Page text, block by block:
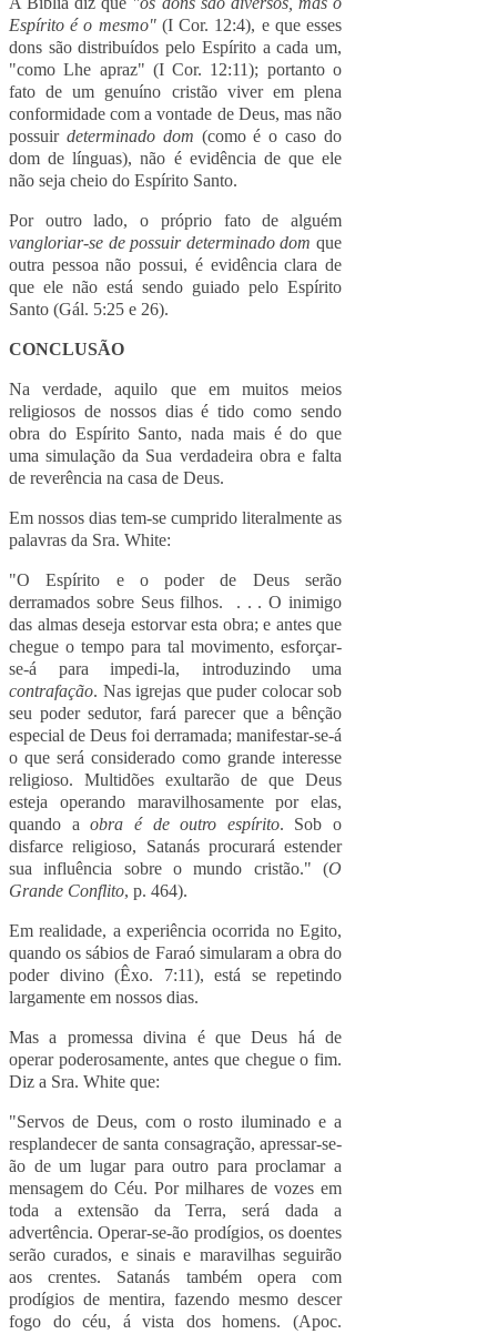
Espírito é o mesmo"(I Cor. 12:4), e que esses
dons são distribuídos pelo Espírito a cada um,
"como Lhe apraz" (I Cor. 12:11); portanto o
fato de um genuíno cristão viver em plena
conformidade com a vontade de Deus, mas não
possuir determinado dom (como é o caso do
dom de línguas), não é evidência de que ele
não seja cheio do Espírito Santo.
Por outro lado, o próprio fato de alguém
vangloriar-se de possuir determinado dom que
outra pessoa não possui, é evidência clara de
que ele não está sendo guiado pelo Espírito
Santo (Gál. 5:25 e 26).
CONCLUSÃO
Na verdade, aquilo que em muitos meios
religiosos de nossos dias é tido como sendo
obra do Espírito Santo, nada mais é do que
uma simulação da Sua verdadeira obra e falta
de reverência na casa de Deus.
Em nossos dias tem-se cumprido literalmente as
palavras da Sra. White:
"O Espírito e o poder de Deus serão
derramados sobre Seus filhos. . . . O inimigo
das almas deseja estorvar esta obra; e antes que
chegue o tempo para tal movimento, esforçar-
se-á para impedi-la, introduzindo uma
contrafação. Nas igrejas que puder colocar sob
seu poder sedutor, fará parecer que a bênção
especial de Deus foi derramada; manifestar-se-á
o que será considerado como grande interesse
religioso. Multidões exultarão de que Deus
esteja operando maravilhosamente por elas,
quando aobra é de outro espírito. Sob o
disfarce religioso, Satanás procurará estender
sua influência sobre o mundo cristão." (O
Grande Conflito, p. 464).
Em realidade, a experiência ocorrida no Egito,
quando os sábios de Faraó simularam a obra do
poder divino (Êxo. 7:11), está se repetindo
largamente em nossos dias.
Mas a promessa divina é que Deus há de
operar poderosamente, antes que chegue o fim.
Diz a Sra. White que:
"Servos de Deus, com o rosto iluminado e a
resplandecer de santa consagração, apressar-se-
ão de um lugar para outro para proclamar a
mensagem do Céu. Por milhares de vozes em
toda a extensão da Terra, será dada a
advertência. Operar-se-ão prodígios, os doentes
serão curados, e sinais e maravilhas seguirão
aos crentes. Satanás também opera com
prodígios de mentira, fazendo mesmo descer
fogo do céu, á vista dos homens. (Apoc.